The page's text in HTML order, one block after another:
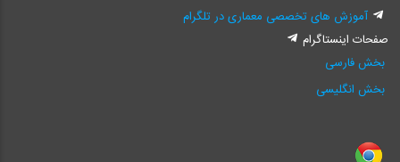
آموزش های تخصصی معماری در تلگرام
صفحات اینستاگرام
بخش فارسی
بخش انگلیسی